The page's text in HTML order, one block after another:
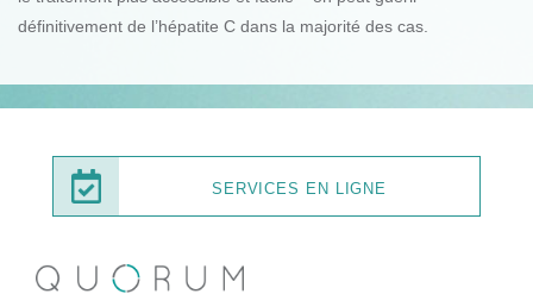
définitivement de l’hépatite C dans la majorité des cas.
SERVICES EN LIGNE